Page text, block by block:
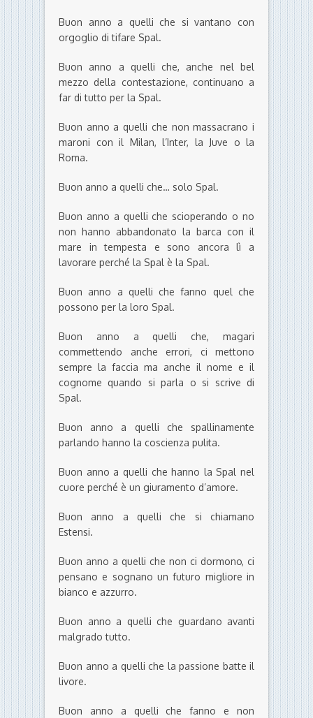
Buon anno a quelli che si vantano con
orgoglio di tifare Spal.
Buon anno a quelli che, anche nel bel
mezzo della contestazione, continuano a
far di tutto per la Spal.
Buon anno a quelli che non massacrano i
maroni con il Milan, l’Inter, la Juve o la
Roma.
Buon anno a quelli che… solo Spal.
Buon anno a quelli che scioperando o no
non hanno abbandonato la barca con il
mare in tempesta e sono ancora lì a
lavorare perché la Spal è la Spal.
Buon anno a quelli che fanno quel che
possono per la loro Spal.
Buon anno a quelli che, magari
commettendo anche errori, ci mettono
sempre la faccia ma anche il nome e il
cognome quando si parla o si scrive di
Spal.
Buon anno a quelli che spallinamente
parlando hanno la coscienza pulita.
Buon anno a quelli che hanno la Spal nel
cuore perché è un giuramento d’amore.
Buon anno a quelli che si chiamano
Estensi.
Buon anno a quelli che non ci dormono, ci
pensano e sognano un futuro migliore in
bianco e azzurro.
Buon anno a quelli che guardano avanti
malgrado tutto.
Buon anno a quelli che la passione batte il
livore.
Buon anno a quelli che fanno e non